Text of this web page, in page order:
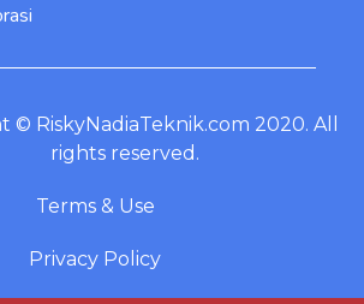
© RiskyNadiaTeknik.com 2020. All
rights reserved.
Terms & Use
Privacy Policy